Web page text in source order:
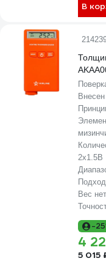
В
2х1.5B
Вес
-
4
5 015